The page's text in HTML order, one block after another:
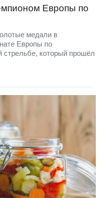
Европы по
медали в
Европы по
стрельбе, который прошёл